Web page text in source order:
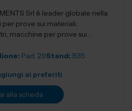
Srl è leader globale nella
prove sui materiali,
macchine per prove sui
Pad. 29Stand: B35
ai preferiti
alla scheda